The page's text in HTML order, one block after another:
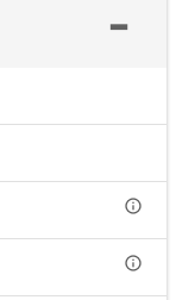
info
info